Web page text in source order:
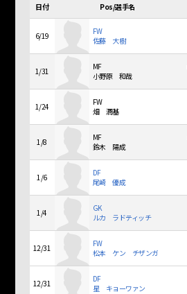
日付 Pos/選手名
6/19
FW
佐藤 大樹
1/31
MF
小野原 和哉
1/24
FW
畑 潤基
1/8
MF
鈴木 陽成
1/6
DF
尾崎 優成
1/4
GK
ルカ ラドティッチ
12/31
FW
松本 ケン チザンガ
12/31
DF
星 キョーワァン